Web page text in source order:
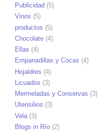
Publicidad (5)
Vinos (5)
productos (5)
Chocolate (4)
Ellas (4)
Empanadillas y Cocas (4)
Hojaldres (4)
Licuados (3)
Mermeladas y Conservas (3)
Utensilios (3)
Vela (3)
Blogs in Río (2)